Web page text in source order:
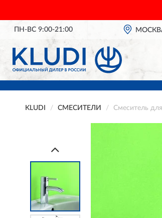
ПН-ВС 9:00-21:00
KLUDI СМЕСИТЕЛИ Смеситель